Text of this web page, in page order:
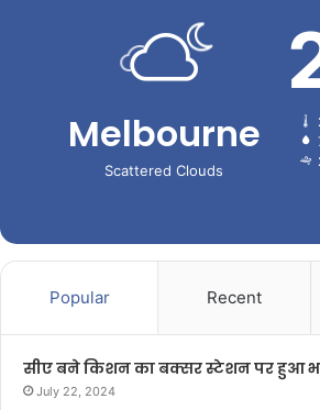
Melbourne
Scattered Clouds
Popular Recent
सीए बने किशन का बक्सर स्टेशन पर हुआ
July 22, 2024